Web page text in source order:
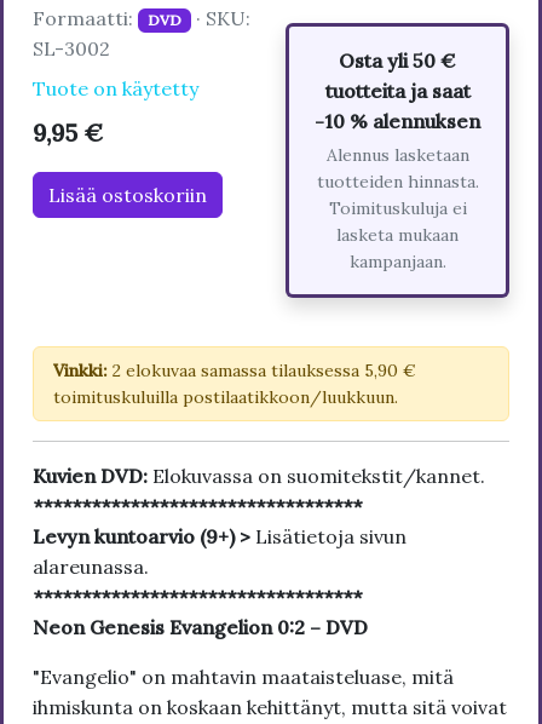
Formaatti: DVD · SKU:
SL-3002
Tuote on käytetty
9,95 €
Lisää ostoskoriin
Osta yli 50 €
tuotteita ja saat
-10 % alennuksen
Alennus lasketaan
tuotteiden hinnasta.
Toimituskuluja ei
lasketa mukaan
kampanjaan.
Vinkki: 2 elokuvaa samassa tilauksessa 5,90 €
toimituskuluilla postilaatikkoon/luukkuun.
Kuvien DVD: Elokuvassa on suomitekstit/kannet.
**********************************
Levyn kuntoarvio (9+) > Lisätietoja sivun
alareunassa.
**********************************
Neon Genesis Evangelion 0:2 – DVD
"Evangelio" on mahtavin maataisteluase, mitä
ihmiskunta on koskaan kehittänyt, mutta sitä voivat